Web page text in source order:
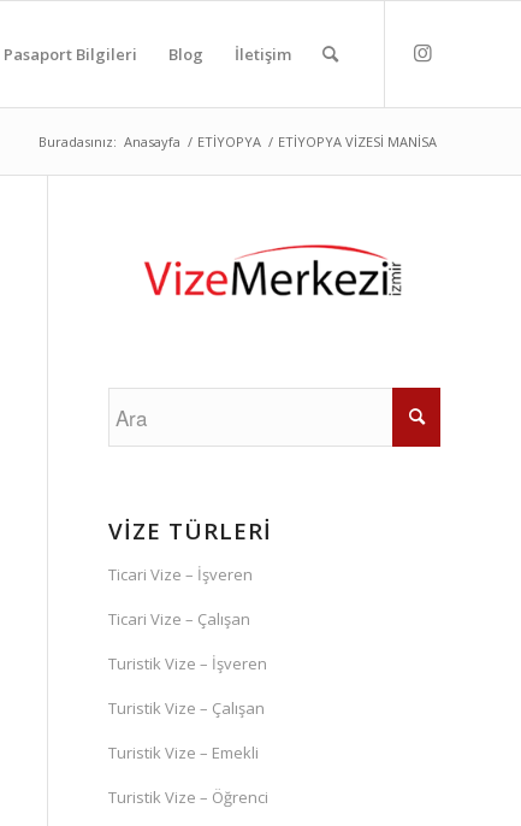
Pasaport Bilgileri Blog İletişim
Buradasınız: Anasayfa / ETİYOPYA / ETİYOPYA VİZESİ MANİSA
VİZE TÜRLERİ
Ticari Vize – İşveren
Ticari Vize – Çalışan
Turistik Vize – İşveren
Turistik Vize – Çalışan
Turistik Vize – Emekli
Turistik Vize – Öğrenci